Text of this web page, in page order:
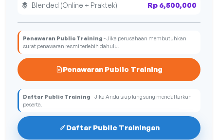
Blended (Online + Praktek) Rp 6,500,000
Penawaran Public Training - Jika perusahaan membutuhkan
surat penawaran resmi terlebih dahulu.
Penawaran Public Training
Daftar Public Training - Jika Anda siap langsung mendaftarkan
peserta.
Daftar Public Trainingan